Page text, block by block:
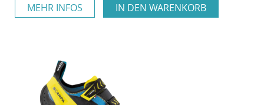
MEHR INFOS IN DEN WARENKORB